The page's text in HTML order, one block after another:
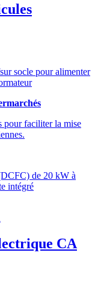
socle pour alimenter
pour faciliter la mise
de 20 kW à
intégré
CA